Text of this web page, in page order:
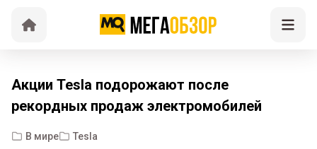
Акции Tesla подорожают после
рекордных продаж электромобилей
В мире Tesla